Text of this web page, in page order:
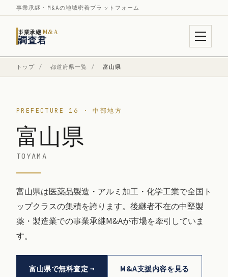
事業承継・M&Aの地域密着プラットフォーム
事業承継M&A
調査君
トップ / 都道府県一覧 / 富山県
PREFECTURE 16 · 中部地方
富山県
TOYAMA
富山県は医薬品製造・アルミ加工・化学工業で全国ト
ップクラスの集積を誇ります。後継者不在の中堅製
薬・製造業での事業承継M&Aが市場を牽引していま
す。
富山県で無料査定 M&A支援内容を見る